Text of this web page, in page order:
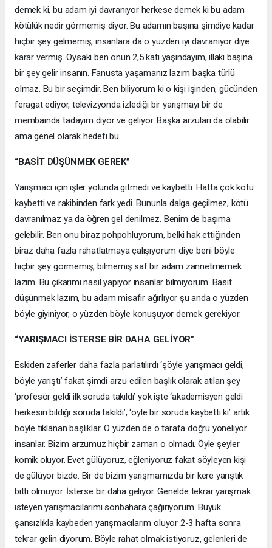
demek ki, bu adam iyi davranıyor herkese demek ki bu adam
kötülük nedir görmemiş diyor. Bu adamın başına şimdiye kadar
hiçbir şey gelmemiş, insanlara da o yüzden iyi davranıyor diye
karar vermiş. Oysaki ben onun 2,5 katı yaşındayım, illaki başına
bir şey gelir insanın. Fanusta yaşamanız lazım başka türlü
olmaz. Bu bir seçimdir. Ben biliyorum ki o kişi işinden, gücünden
feragat ediyor, televizyonda izlediği bir yarışmayı bir de
membaında tadayım diyor ve geliyor. Başka arzuları da olabilir
ama genel olarak hedefi bu.
“BASİT DÜŞÜNMEK GEREK”
Yarışmacı için işler yolunda gitmedi ve kaybetti. Hatta çok kötü
kaybetti ve rakibinden fark yedi. Bununla dalga geçilmez, kötü
davranılmaz ya da öğren gel denilmez. Benim de başıma
gelebilir. Ben onu biraz pohpohluyorum, belki hak ettiğinden
biraz daha fazla rahatlatmaya çalışıyorum diye beni böyle
hiçbir şey görmemiş, bilmemiş saf bir adam zannetmemek
lazım. Bu çıkarımı nasıl yapıyor insanlar bilmiyorum. Basit
düşünmek lazım, bu adam misafir ağırlıyor şu anda o yüzden
böyle giyiniyor, o yüzden böyle konuşuyor demek gerekiyor.
“YARIŞMACI İSTERSE BİR DAHA GELİYOR”
Eskiden zaferler daha fazla parlatılırdı ‘şöyle yarışmacı geldi,
böyle yarıştı’ fakat şimdi arzu edilen başlık olarak atılan şey
‘profesör geldi ilk soruda takıldı’ yok işte ‘akademisyen geldi
herkesin bildiği soruda takıldı’, ‘öyle bir soruda kaybetti ki’ artık
böyle tıklanan başlıklar. O yüzden de o tarafa doğru yöneliyor
insanlar. Bizim arzumuz hiçbir zaman o olmadı. Öyle şeyler
komik oluyor. Evet gülüyoruz, eğleniyoruz fakat söyleyen kişi
de gülüyor bizde. Bir de bizim yarışmamızda bir kere yarıştık
bitti olmuyor. İsterse bir daha geliyor. Genelde tekrar yarışmak
isteyen yarışmacılarımı sonbahara çağırıyorum. Büyük
şansızlıkla kaybeden yarışmacılarım oluyor 2-3 hafta sonra
tekrar gelin diyorum. Böyle rahat olmak istiyoruz, gelenleri de